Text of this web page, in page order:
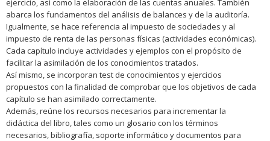
ejercicio, así como la elaboración de las cuentas anuales. También
abarca los fundamentos del análisis de balances y de la auditoría.
Igualmente, se hace referencia al impuesto de sociedades y al
impuesto de renta de las personas físicas (actividades económicas).
Cada capítulo incluye actividades y ejemplos con el propósito de
facilitar la asimilación de los conocimientos tratados.
Así mismo, se incorporan test de conocimientos y ejercicios
propuestos con la finalidad de comprobar que los objetivos de cada
capítulo se han asimilado correctamente.
Además, reúne los recursos necesarios para incrementar la
didáctica del libro, tales como un glosario con los términos
necesarios, bibliografía, soporte informático y documentos para